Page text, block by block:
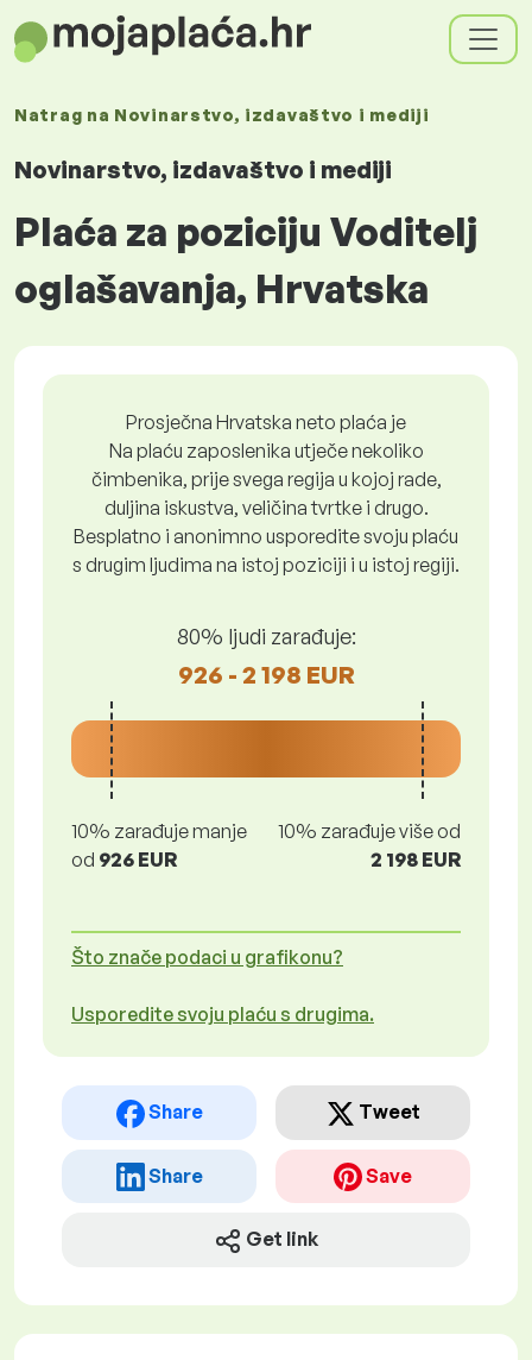
Natrag na Novinarstvo, izdavaštvo i mediji
Novinarstvo, izdavaštvo i mediji
Plaća za poziciju Voditelj
oglašavanja, Hrvatska
Prosječna Hrvatska neto plaća je
Na plaću zaposlenika utječe nekoliko
čimbenika, prije svega regija u kojoj rade,
duljina iskustva, veličina tvrtke i drugo.
Besplatno i anonimno usporedite svoju plaću
s drugim ljudima na istoj poziciji i u istoj regiji.
80% ljudi zarađuje:
926 - 2 198 EUR
10% zarađuje manje
od 926 EUR
10% zarađuje više od
2 198 EUR
Što znače podaci u grafikonu?
Usporedite svoju plaću s drugima.
Share Tweet
Share Save
Get link